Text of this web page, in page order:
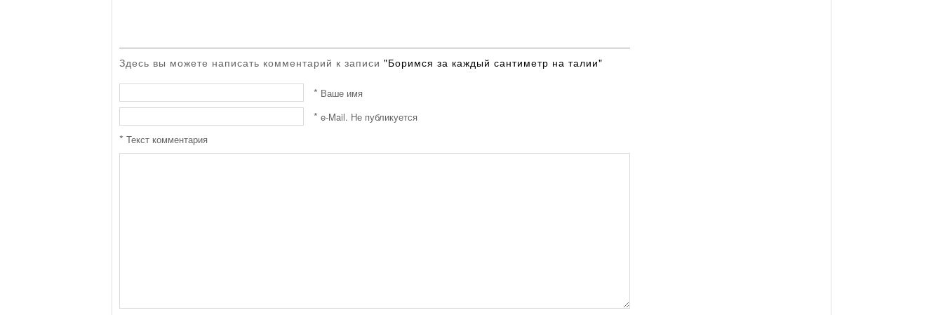
Здесь вы можете написать комментарий к записи "Боримся за каждый сантиметр на талии"
* Ваше имя
* e-Mail. Не публикуется
* Текст комментария